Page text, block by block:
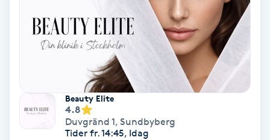
Nagelförstärkning
Nagelklippning
Nagelsvamp
Beauty Elite
4.8
Duvgränd 1, Sundbyberg
Tider fr. 14:45, Idag